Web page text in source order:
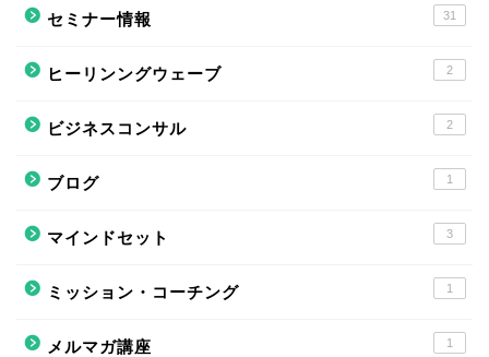
セミナー情報 31
ヒーリンングウェーブ 2
ビジネスコンサル 2
ブログ 1
マインドセット 3
ミッション・コーチング 1
メルマガ講座 1